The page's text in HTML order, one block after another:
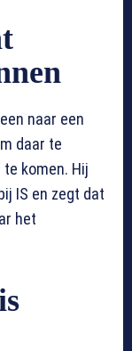
naar een
daar te
komen. Hij
IS en zegt dat
het